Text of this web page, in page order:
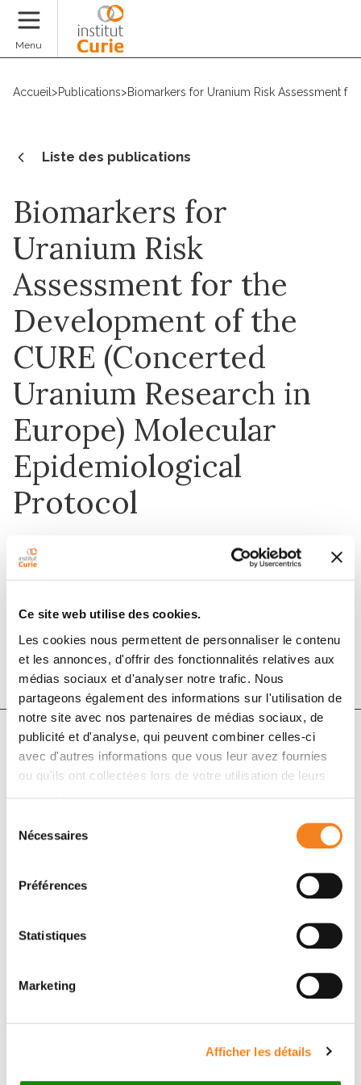
Ce site web utilise des cookies.
Les cookies nous permettent de personnaliser le contenu
et les annonces, d'offrir des fonctionnalités relatives aux
médias sociaux et d'analyser notre trafic. Nous
partageons également des informations sur l'utilisation de
notre site avec nos partenaires de médias sociaux, de
publicité et d'analyse, qui peuvent combiner celles-ci
avec d'autres informations que vous leur avez fournies
ou qu'ils ont collectées lors de votre utilisation de leurs
Nécessaires
Préférences
Statistiques
Marketing
Afficher les détails
Menu
Accueil >Publications>Biomarkers for Uranium Risk Assessment
Liste des publications
Biomarkers for
Uranium Risk
Assessment for the
Development of the
CURE (Concerted
Uranium Research in
Europe) Molecular
Epidemiological
Protocol
1 janv. 2017
DOI :10.1667/rr14505.1
Auteurs
Christophe Badie, Janet Hall, Sarah Baatout, Eileen
Pernot, Ladislav Tomasek, Olivier Laurent, Teni
Ebrahimian, Chrystelle Ibanez, Stephane Grison,
Sylwia Kabacik, Dominique Laurier, Maria Gomolka